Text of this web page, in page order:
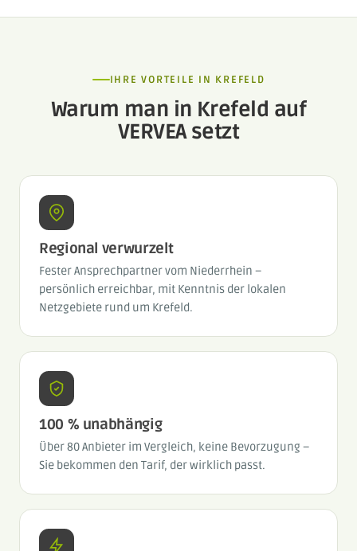
IHRE VORTEILE IN KREFELD
Warum man in Krefeld auf
VERVEA setzt
Regional verwurzelt
Fester Ansprechpartner vom Niederrhein –
persönlich erreichbar, mit Kenntnis der lokalen
Netzgebiete rund um Krefeld.
100 % unabhängig
Über 80 Anbieter im Vergleich, keine Bevorzugung –
Sie bekommen den Tarif, der wirklich passt.